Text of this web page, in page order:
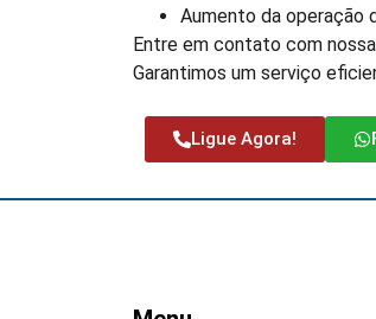
Aumento da operação
Entre em contato com
Garantimos um serviço
Ligue Agora!